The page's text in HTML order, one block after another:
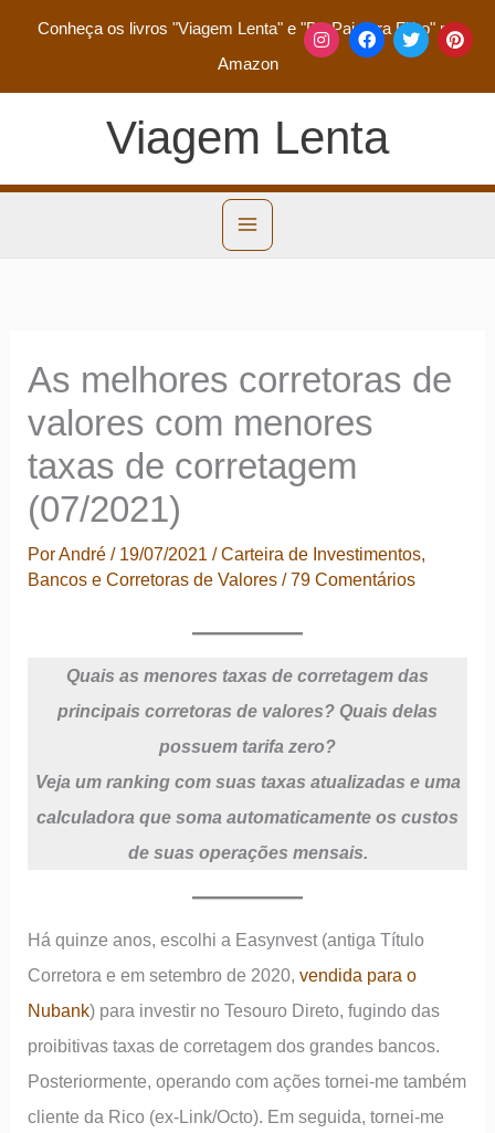
Conheça os livros "Viagem Lenta" e "De Pai para Filho"na
Amazon
Viagem Lenta
As melhores corretoras de
valores com menores
taxas de corretagem
(07/2021)
PorAndré/ 19/07/2021/Carteira de Investimentos,
Bancos e Corretoras de Valores /79 Comentários
Quais as menores taxas de corretagem das
principais corretoras de valores? Quais delas
possuem tarifa zero?
Veja um ranking com suas taxas atualizadas e uma
calculadora que soma automaticamente os custos
de suas operações mensais.
Há quinze anos, escolhi a Easynvest (antiga Título
Corretora e em setembro de 2020,vendida para o
Nubank) para investir no Tesouro Direto, fugindo das
proibitivas taxas de corretagem dos grandes bancos.
Posteriormente, operando com ações tornei-me também
cliente da Rico (ex-Link/Octo). Em seguida, tornei-me